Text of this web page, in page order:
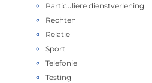
Particuliere dienstverlening
Rechten
Relatie
Sport
Telefonie
Testing